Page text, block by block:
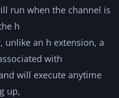
run when the channel is
h
unlike an h extension, a
with
will execute anytime
up,